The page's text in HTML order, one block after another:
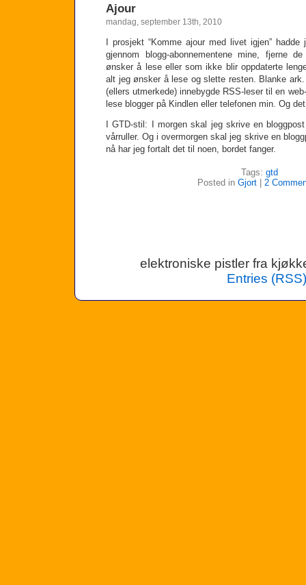
Ajour
mandag, september 13th, 2010
I prosjekt “Komme ajour med livet igjen”
gjennom blogg-abonnementene mine, fjerne
ønsker å lese eller som ikke blir oppdaterte
alt jeg ønsker å lese og slette resten. Blanke
(ellers utmerkede) innebygde RSS-leser til en
lese blogger på Kindlen eller telefonen min. Og
I GTD-stil: I morgen skal jeg skrive en
vårruller. Og i overmorgen skal jeg skrive en
nå har jeg fortalt det til noen, bordet fanger.
Tags: gtd
Posted in Gjort| 2
elektroniske pistler fra
Entries (RSS)